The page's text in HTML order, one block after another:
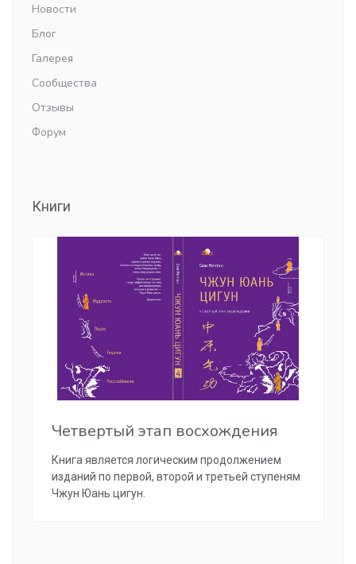
Новости
Блог
Галерея
Сообщества
Отзывы
Форум
Книги
Четвертый этап восхождения
Книга является логическим продолжением
изданий по первой, второй и третьей ступеням
Чжун Юань цигун.